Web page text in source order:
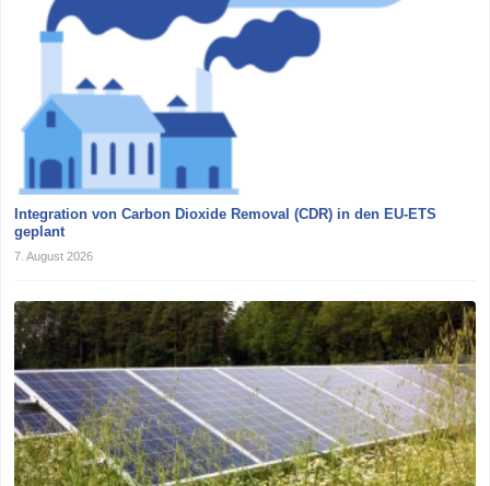
Integration von Carbon Dioxide Removal (CDR) in den EU-ETS
geplant
7. August 2026